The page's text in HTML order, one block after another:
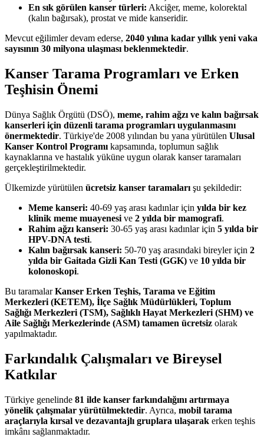
En sık görülen kanser türleri: Akciğer, meme, kolorektal
(kalın bağırsak), prostat ve mide kanseridir.
Mevcut eğilimler devam ederse, 2040 yılına kadar yıllık yeni vaka
sayısının 30 milyona ulaşması beklenmektedir.
Kanser Tarama Programları ve Erken
Teşhisin Önemi
Dünya Sağlık Örgütü (DSÖ), meme, rahim ağzı ve kalın bağırsak
kanserleri için düzenli tarama programları uygulanmasını
önermektedir. Türkiye'de 2008 yılından bu yana yürütülen Ulusal
Kanser Kontrol Programı kapsamında, toplumun sağlık
kaynaklarına ve hastalık yüküne uygun olarak kanser taramaları
gerçekleştirilmektedir.
Ülkemizde yürütülen ücretsiz kanser taramaları şu şekildedir:
Meme kanseri: 40-69 yaş arası kadınlar için yılda bir kez
klinik meme muayenesi ve 2 yılda bir mamografi.
Rahim ağzı kanseri: 30-65 yaş arası kadınlar için 5 yılda bir
HPV-DNA testi.
Kalın bağırsak kanseri: 50-70 yaş arasındaki bireyler için 2
yılda bir Gaitada Gizli Kan Testi (GGK) ve 10 yılda bir
kolonoskopi.
Bu taramalarKanser Erken Teşhis, Tarama ve Eğitim
Merkezleri (KETEM), İlçe Sağlık Müdürlükleri, Toplum
Sağlığı Merkezleri (TSM), Sağlıklı Hayat Merkezleri (SHM) ve
Aile Sağlığı Merkezlerinde (ASM) tamamen ücretsiz olarak
yapılmaktadır.
Farkındalık Çalışmaları ve Bireysel
Katkılar
Türkiye genelinde 81 ilde kanser farkındalığını artırmaya
yönelik çalışmalar yürütülmektedir. Ayrıca, mobil tarama
araçlarıyla kırsal ve dezavantajlı gruplara ulaşarak erken teşhis
imkânı sağlanmaktadır.